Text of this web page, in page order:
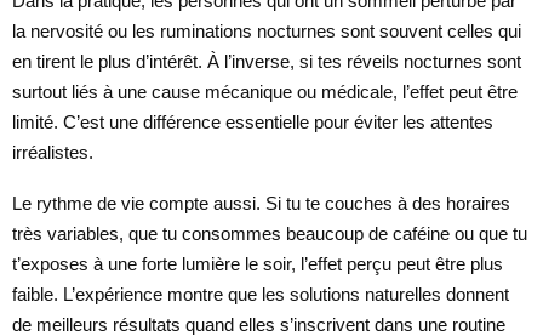
la nervosité ou les ruminations nocturnes sont souvent celles qui
en tirent le plus d’intérêt. À l’inverse, si tes réveils nocturnes sont
surtout liés à une cause mécanique ou médicale, l’effet peut être
limité. C’est une différence essentielle pour éviter les attentes
irréalistes.
Le rythme de vie compte aussi. Si tu te couches à des horaires
très variables, que tu consommes beaucoup de caféine ou que tu
t’exposes à une forte lumière le soir, l’effet perçu peut être plus
faible. L’expérience montre que les solutions naturelles donnent
de meilleurs résultats quand elles s’inscrivent dans une routine